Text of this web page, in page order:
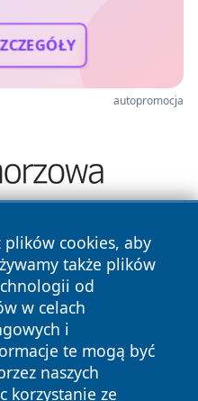
autopromocja
plików cookies, aby
także plików
od
w celach
i
te mogą być
naszych
korzystanie ze
prawa zastrzeżone.
Polityka